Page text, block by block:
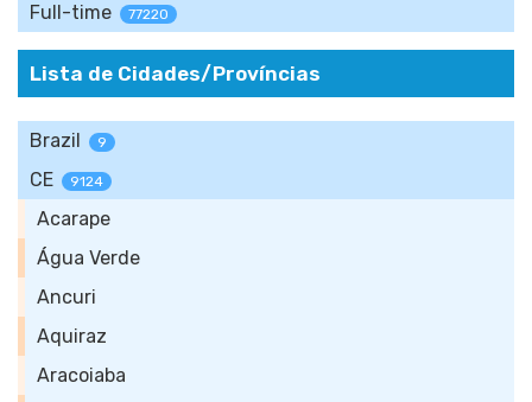
Full-time 77220
Lista de Cidades/Províncias
Brazil 9
CE 9124
Acarape
Água Verde
Ancuri
Aquiraz
Aracoiaba